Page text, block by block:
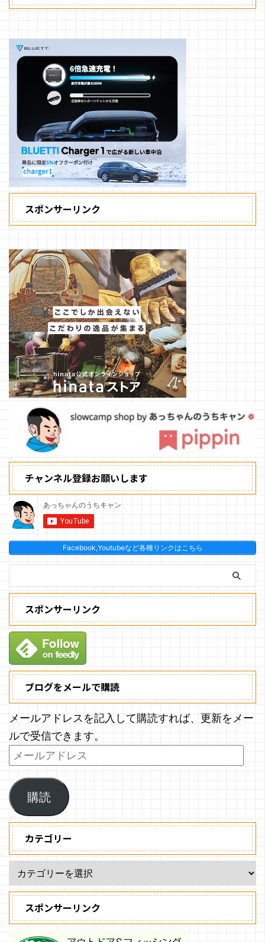
スポンサーリンク
チャンネル登録お願いします
Facebook,Youtubeなど各種リンクはこちら
スポンサーリンク
ブログをメールで購読
メールアドレスを記入して購読すれば、更新をメー
ルで受信できます。
購読
カテゴリー
スポンサーリンク